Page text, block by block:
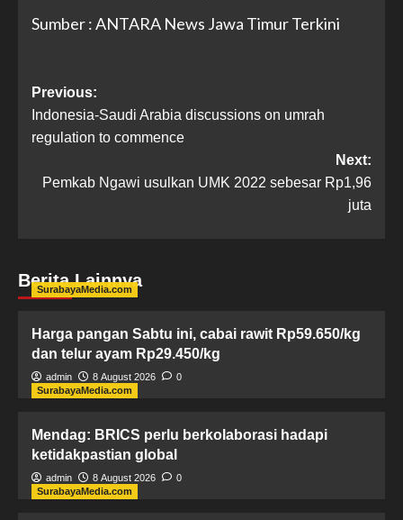
Sumber : ANTARA News Jawa Timur Terkini
Previous:
Indonesia-Saudi Arabia discussions on umrah
regulation to commence
Next:
Pemkab Ngawi usulkan UMK 2022 sebesar Rp1,96
juta
Berita Lainnya
SurabayaMedia.com
Harga pangan Sabtu ini, cabai rawit Rp59.650/kg
dan telur ayam Rp29.450/kg
admin 8 August 2026
0
SurabayaMedia.com
Mendag: BRICS perlu berkolaborasi hadapi
ketidakpastian global
admin 8 August 2026
0
SurabayaMedia.com